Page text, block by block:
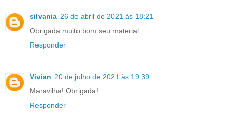
silvania 26 de abril de 2021 às 18:21
Obrigada muito bom seu material
Responder
Vivian 20 de julho de 2021 às 19:39
Maravilha! Obrigada!
Responder